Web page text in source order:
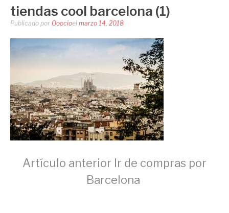
tiendas cool barcelona (1)
Publicado por Ooocioel marzo 14, 2018
Seguir
Artículo anterior Ir de compras por
Barcelona